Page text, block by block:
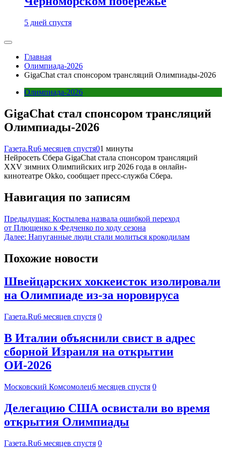
5 дней спустя
Главная
Олимпиада-2026
GigaChat стал спонсором трансляций Олимпиады-2026
Олимпиада-2026
GigaChat стал спонсором трансляций
Олимпиады-2026
Газета.Ru6 месяцев спустя01 минуты
Нейросеть Сбера GigaChat стала спонсором трансляций
XXV зимних Олимпийских игр 2026 года в онлайн-
кинотеатре Okko, сообщает пресс-служба Сбера.
Навигация по записям
Предыдущая: Костылева назвала ошибкой переход
от Плющенко к Федченко по ходу сезона
Далее: Напуганные люди стали молиться крокодилам
Похожие новости
Швейцарских хоккеисток изолировали
на Олимпиаде из-за норовируса
Газета.Ru6 месяцев спустя 0
В Италии объяснили свист в адрес
сборной Израиля на открытии
ОИ-2026
Московский Комсомолец6 месяцев спустя 0
Делегацию США освистали во время
открытия Олимпиады
Газета.Ru6 месяцев спустя 0